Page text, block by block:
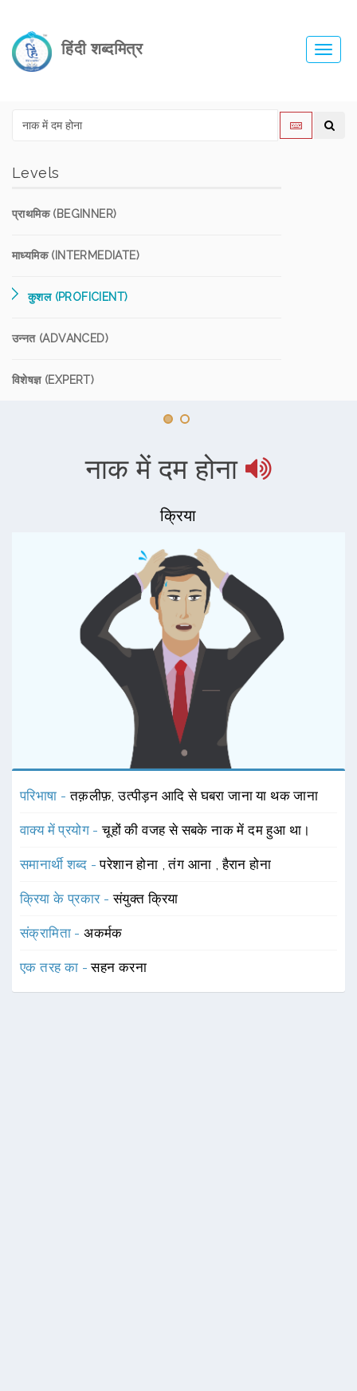
हिंदी शब्दमित्र
Levels
प्राथमिक (BEGINNER)
माध्यमिक (INTERMEDIATE)
कुशल (PROFICIENT)
उन्नत (ADVANCED)
विशेषज्ञ (EXPERT)
नाक में दम होना
क्रिया
परिभाषा -तक़लीफ़, उत्पीड़न आदि से घबरा जाना या थक जाना
वाक्य में प्रयोग -चूहों की वजह से सबके नाक में दम हुआ था।
समानार्थी शब्द -परेशान होना ,तंग आना ,हैरान होना
क्रिया के प्रकार -संयुक्त क्रिया
संक्रामिता -अकर्मक
एक तरह का -सहन करना